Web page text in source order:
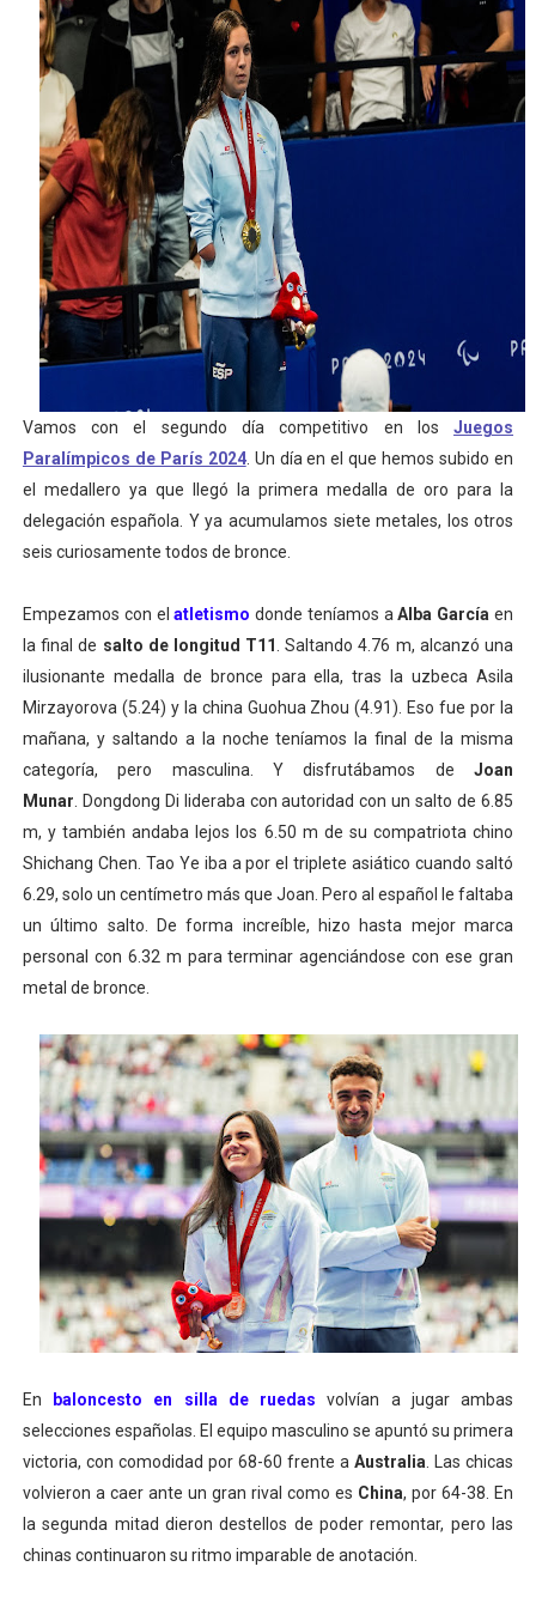
Mundial de piragüismo slalom 2026 (Oklahoma City,
Tour de Francia masculino 2026 - Tadej Pogacar
Mundial de Fórmula 1 2026 - Lando Norris consigue
Copa del Mundo femenina 2026 - Estados Unidos
Campeonato de Europa de saltos 2026 (París,
Vamos con el segundo día competitivo en losJuegos
Paralímpicos de París 2024. Un día en el que hemos subido en
el medallero ya que llegó la primera medalla de oro para la
delegación española. Y ya acumulamos siete metales, los otros
seis curiosamente todos de bronce.
Empezamos con elatletismo donde teníamos aAlba García en
la final de salto de longitud T11
. Saltando 4.76 m, alcanzó una
ilusionante medalla de bronce para ella, tras la uzbeca Asila
Mirzayorova (5.24) y la china Guohua Zhou (4.91). Eso fue por la
mañana, y saltando a la noche teníamos la final de la misma
categoría, pero masculina. Y disfrutábamos de Joan
Munar . Dongdong Di lideraba con autoridad con un salto de 6.85
m, y también andaba lejos los 6.50 m de su compatriota chino
Shichang Chen. Tao Ye iba a por el triplete asiático cuando saltó
6.29, solo un centímetro más que Joan. Pero al español le faltaba
un último salto. De forma increíble, hizo hasta mejor marca
personal con 6.32 m para terminar agenciándose con ese gran
metal de bronce.
En baloncesto en silla de ruedas volvían a jugar ambas
selecciones españolas. El equipo masculino se apuntó su primera
victoria, con comodidad por 68-60 frente aAustralia . Las chicas
volvieron a caer ante un gran rival como es China, por 64-38. En
la segunda mitad dieron destellos de poder remontar, pero las
chinas continuaron su ritmo imparable de anotación.